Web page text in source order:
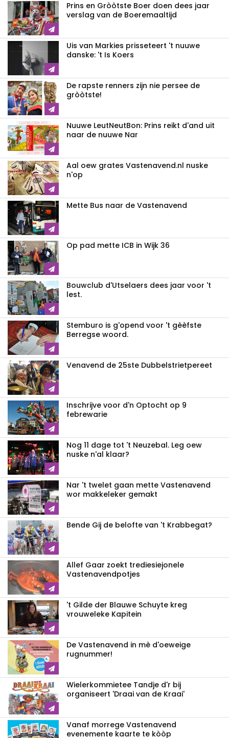
Prins en Gròòtste Boer doen dees jaar
verslag van de Boeremaaltijd
Uis van Markies prisseteert 't nuuwe
danske: 't Is Koers
De rapste renners zijn nie persee de
gròòtste!
Nuuwe LeutNeutBon: Prins reikt d'and uit
naar de nuuwe Nar
Aal oew grates Vastenavend.nl nuske
n'op
Mette Bus naar de Vastenavend
Op pad mette ICB in Wijk 36
Bouwclub d'Utselaers dees jaar voor 't
lest.
Stemburo is g'opend voor 't gèèfste
Berregse woord.
Venavend de 25ste Dubbelstrietpereet
Inschrijve voor d'n Optocht op 9
febrewarie
Nog 11 dage tot 't Neuzebal. Leg oew
nuske n'al klaar?
Nar 't twelet gaan mette Vastenavend
wor makkeleker gemakt
Bende Gij de belofte van 't Krabbegat?
Allef Gaar zoekt trediesiejonele
Vastenavendpotjes
't Gilde der Blauwe Schuyte kreg
vrouweleke Kapitein
De Vastenavend in mè d'oeweige
rugnummer!
Wielerkommietee Tandje d'r bij
organiseert 'Draai van de Kraai'
Vanaf morrege Vastenavend
evenemente kaarte te kòòp